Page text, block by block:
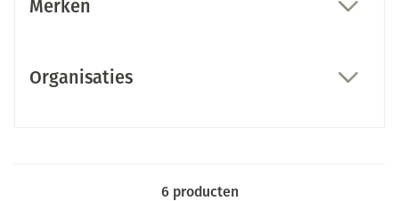
Merken
Organisaties
6producten